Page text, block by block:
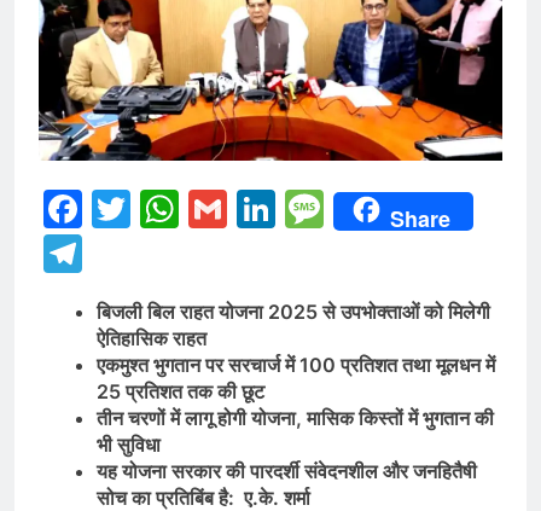
Facebook
Twitter
WhatsApp
GmailLinkedIn
Message
Share
बिजली बिल राहत योजना 2025 से उपभोक्ताओं को मिलेगी
ऐतिहासिक राहत
एकमुश्त भुगतान पर सरचार्ज में 100 प्रतिशत तथा मूलधन में
25 प्रतिशत तक की छूट
तीन चरणों में लागू होगी योजना, मासिक किस्तों में भुगतान की
भी सुविधा
यह योजना सरकार की पारदर्शी संवेदनशील और जनहितैषी
सोच का प्रतिबिंब है: ए.के. शर्मा